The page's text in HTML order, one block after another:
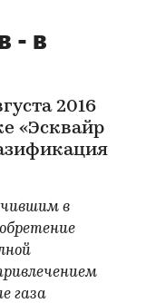
- в
2016
«Эсквайр
в
газа